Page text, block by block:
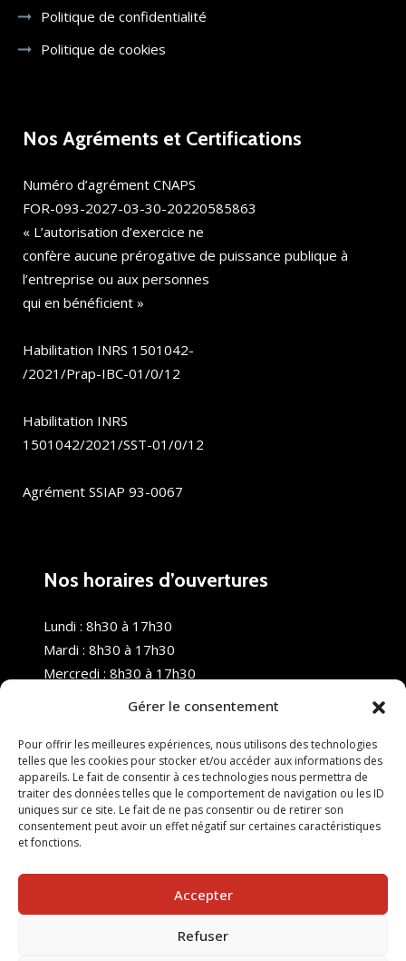
Gérer le consentement
Pour offrir les meilleures expériences, nous utilisons des technologies
telles que les cookies pour stocker et/ou accéder aux informations des
appareils. Le fait de consentir à ces technologies nous permettra de
traiter des données telles que le comportement de navigation ou les ID
uniques sur ce site. Le fait de ne pas consentir ou de retirer son
consentement peut avoir un effet négatif sur certaines caractéristiques
et fonctions.
Accepter
Refuser
Politique de confidentialité
Politique de cookies
Nos Agréments et Certifications
Numéro d’agrément CNAPS
FOR-093-2027-03-30-20220585863
« L’autorisation d’exercice ne
confère aucune prérogative de puissance publique à
l’entreprise ou aux personnes
qui en bénéficient »
Habilitation INRS 1501042-
/2021/Prap-IBC-01/0/12
Habilitation INRS
1501042/2021/SST-01/0/12
Agrément SSIAP 93-0067
Nos horaires d’ouvertures
Lundi : 8h30 à 17h30
Mardi : 8h30 à 17h30
Mercredi : 8h30 à 17h30
Samedi : Fermé
Dimanche : Fermé
© 2025 Nouvel R Formation - TOUS DROITS RÉSERVÉS -